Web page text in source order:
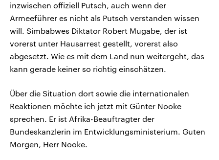
inzwischen offiziell Putsch, auch wenn der
Armeeführer es nicht als Putsch verstanden wissen
will. Simbabwes Diktator Robert Mugabe, der ist
vorerst unter Hausarrest gestellt, vorerst also
abgesetzt. Wie es mit dem Land nun weitergeht, das
kann gerade keiner so richtig einschätzen.
Über die Situation dort sowie die internationalen
Reaktionen möchte ich jetzt mit Günter Nooke
sprechen. Er ist Afrika-Beauftragter der
Bundeskanzlerin im Entwicklungsministerium. Guten
Morgen, Herr Nooke.